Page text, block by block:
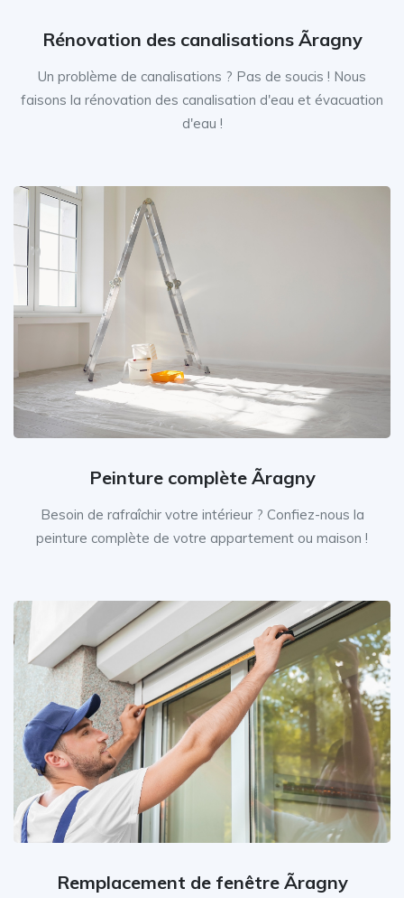
Rénovation des canalisations Ãragny
Un problème de canalisations ? Pas de soucis ! Nous
faisons la rénovation des canalisation d'eau et évacuation
d'eau !
Peinture complète Ãragny
Besoin de rafraîchir votre intérieur ? Confiez-nous la
peinture complète de votre appartement ou maison !
Remplacement de fenêtre Ãragny